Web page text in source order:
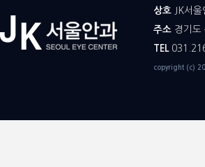
상호 JK서
주소 경기도
TEL
copyright (c)